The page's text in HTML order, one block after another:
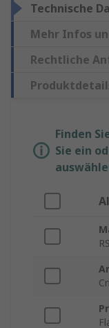
Technische
Mehr Infos
Rechtliche
Finden
Sie ein